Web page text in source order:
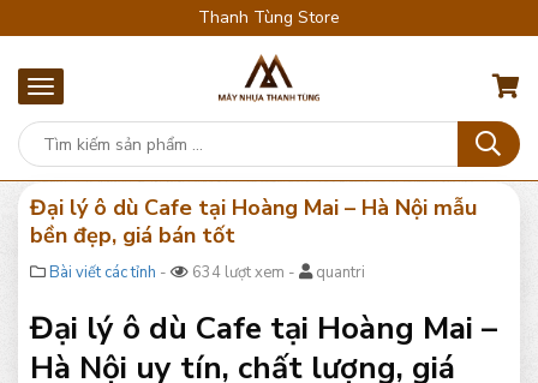
Thanh Tùng Store
Đại lý ô dù Cafe tại Hoàng Mai – Hà Nội mẫu
bền đẹp, giá bán tốt
Bài viết các tỉnh - 634 lượt xem - quantri
Đại lý ô dù Cafe tại Hoàng Mai –
Hà Nội uy tín, chất lượng, giá